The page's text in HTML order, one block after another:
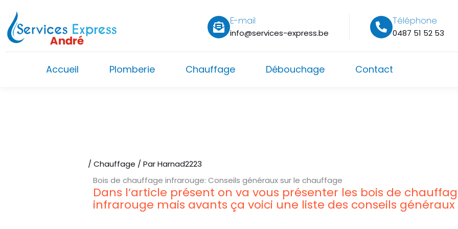
contenu
E-mail
info@services-express.be
Téléphone
0487 51 52 53
Accueil Plomberie Chauffage Débouchage Contact
/Chauffage / ParHarnad2223
Bois de chauffage infrarouge: Conseils généraux sur le chauffage
Dans l’article présent on va vous présenter les bois de
infrarouge mais avants ça voici une liste des conseils